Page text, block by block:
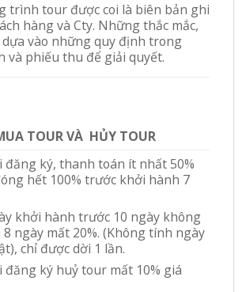
tour được coi là biên bản ghi
hàng và Cty. Những thắc mắc,
vào những quy định trong
và phiếu thu để giải quyết.
TOUR VÀ HỦY TOUR
ký, thanh toán ít nhất 50%
hết 100% trước khởi hành 7
hành trước 10 ngày không
ngày mất 20%. (Không tính ngày
chỉ được dời 1 lần.
ký huỷ tour mất 10% giá